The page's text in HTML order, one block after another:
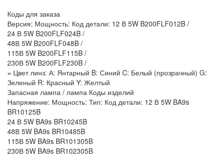
Коды для заказа
Версия: Мощность: Код детали: 12 В 5W B200FLF012B /
24 В 5W B200FLF024B /
48В 5W B200FLF048B /
115В 5W B200FLF115B /
230В 5W B200FLF230B /
= Цвет линз: А: Янтарный B: Синий C: Белый (прозрачный) G:
Зеленый R: Красный Y: Желтый
Запасная лампа / лампа Коды изделий
Напряжение: Мощность: Тип: Код детали: 12 В 5W BA9s
BR10125B
24 В 5W BA9s BR10245B
48В 5W BA9s BR10485B
115В 5W BA9s BR101305B
230В 5W BA9s BR102305B